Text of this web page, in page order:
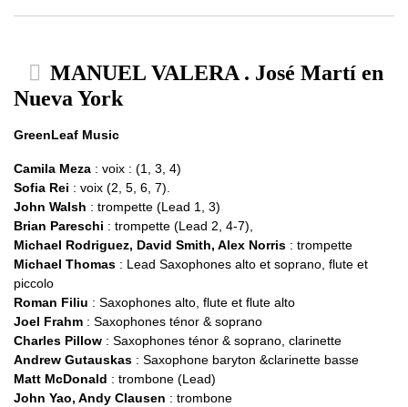
MANUEL VALERA . José Martí en
Nueva York
GreenLeaf Music
Camila Meza : voix : (1, 3, 4)
Sofia Rei : voix (2, 5, 6, 7).
John Walsh : trompette (Lead 1, 3)
Brian Pareschi : trompette (Lead 2, 4-7),
Michael Rodriguez, David Smith, Alex Norris : trompette
Michael Thomas : Lead Saxophones alto et soprano, flute et
piccolo
Roman Filiu : Saxophones alto, flute et flute alto
Joel Frahm : Saxophones ténor & soprano
Charles Pillow : Saxophones ténor & soprano, clarinette
Andrew Gutauskas : Saxophone baryton &clarinette basse
Matt McDonald : trombone (Lead)
John Yao, Andy Clausen : trombone